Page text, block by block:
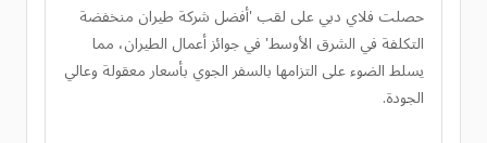
حصلت فلاي دبي على لقب 'أفضل شركة طيران منخفضة
التكلفة في الشرق الأوسط' في جوائز أعمال الطيران، مما
يسلط الضوء على التزامها بالسفر الجوي بأسعار معقولة وعالي
الجودة.